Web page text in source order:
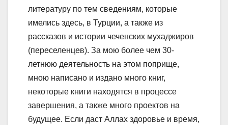
литературу по тем сведениям, которые
имелись здесь, в Турции, а также из
рассказов и истории чеченских мухаджиров
(переселенцев). За мою более чем 30-
летнюю деятельность на этом поприще,
мною написано и издано много книг,
некоторые книги находятся в процессе
завершения, а также много проектов на
будущее. Если даст Аллах здоровье и время,